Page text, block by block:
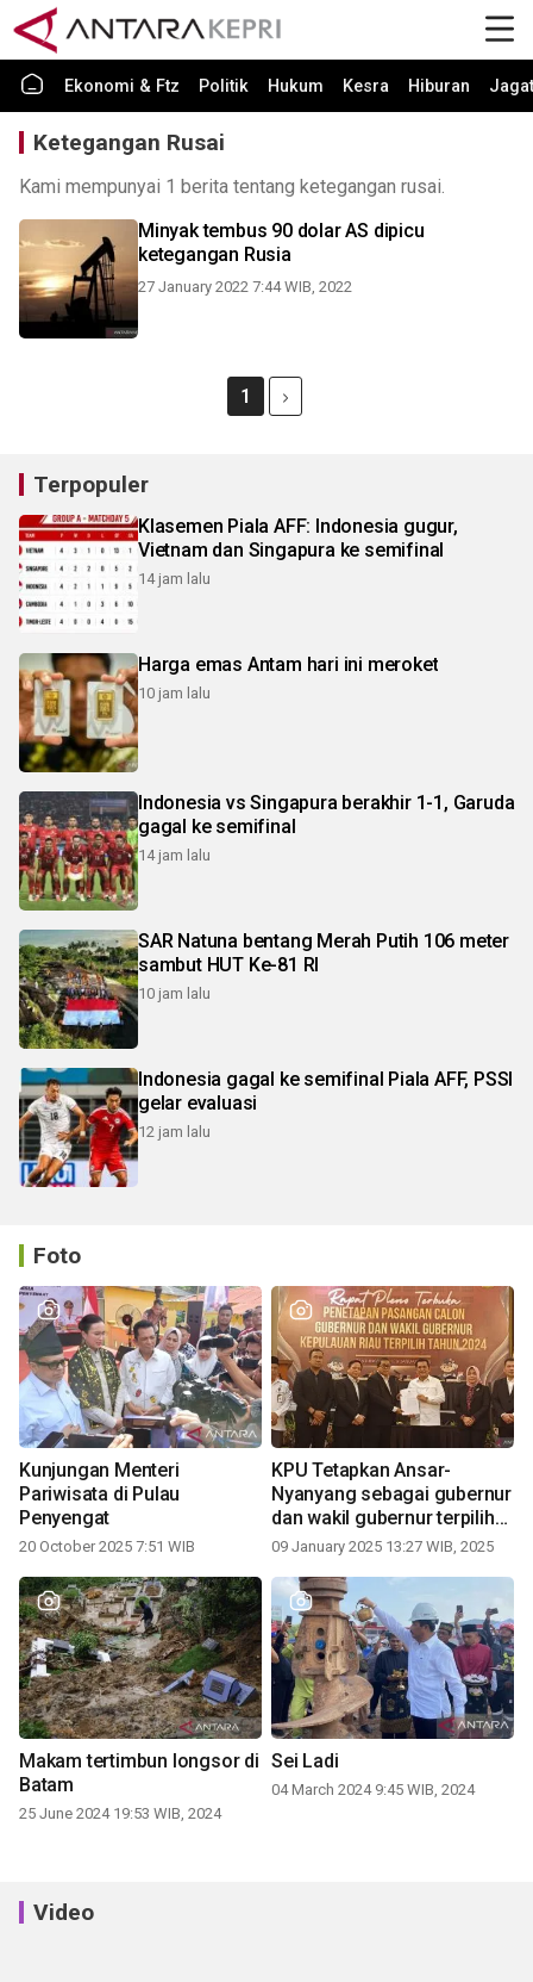
Ekonomi & Ftz Politik Hukum Kesra Hiburan Jagat
Ketegangan Rusai
Kami mempunyai 1 berita tentang ketegangan rusai.
Minyak tembus 90 dolar AS dipicu
ketegangan Rusia
27 January 2022 7:44 WIB, 2022
1
Terpopuler
Klasemen Piala AFF: Indonesia gugur,
Vietnam dan Singapura ke semifinal
14 jam lalu
Harga emas Antam hari ini meroket
10 jam lalu
Indonesia vs Singapura berakhir 1-1, Garuda
gagal ke semifinal
14 jam lalu
SAR Natuna bentang Merah Putih 106 meter
sambut HUT Ke-81 RI
10 jam lalu
Indonesia gagal ke semifinal Piala AFF, PSSI
gelar evaluasi
12 jam lalu
Foto
Kunjungan Menteri
Pariwisata di Pulau
Penyengat
20 October 2025 7:51 WIB
KPU Tetapkan Ansar-
Nyanyang sebagai gubernur
dan wakil gubernur terpilih
periode 2025-2030
09 January 2025 13:27 WIB, 2025
Makam tertimbun longsor di
Batam
25 June 2024 19:53 WIB, 2024
Sei Ladi
04 March 2024 9:45 WIB, 2024
Video